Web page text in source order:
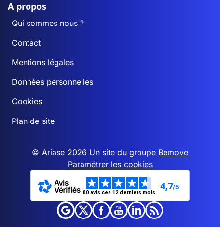
A propos
Qui sommes nous ?
Contact
Mentions légales
Données personnelles
Cookies
Plan de site
© Ariase 2026 Un site du groupe Bemove
Paramétrer les cookies
80 avis ces 12 derniers mois
4,7/5